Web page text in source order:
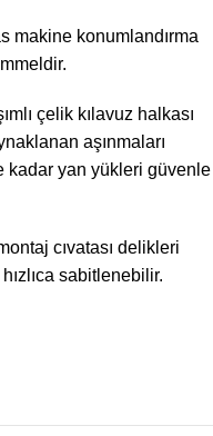
makine konumlandırma
çelik kılavuz halkası
aşınmaları
kadar yan yükleri güvenle
cıvatası delikleri
sabitlenebilir.